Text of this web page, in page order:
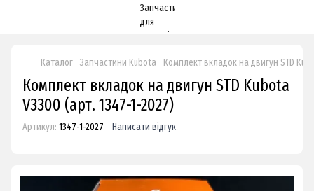
Каталог Запчастини Kubota Комплект вкладок на двигун STD
Комплект вкладок на двигун STD Kubota
V3300 (арт. 1347-1-2027)
Артикул: 1347-1-2027 Написати відгук